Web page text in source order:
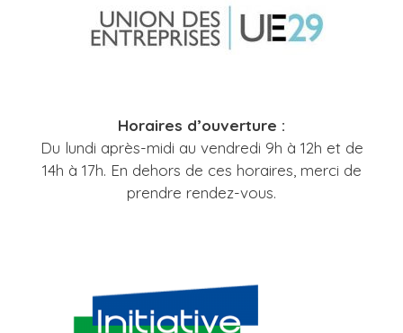
Horaires d’ouverture :
Du lundi après-midi au vendredi 9h à 12h et de
14h à 17h. En dehors de ces horaires, merci de
prendre rendez-vous.